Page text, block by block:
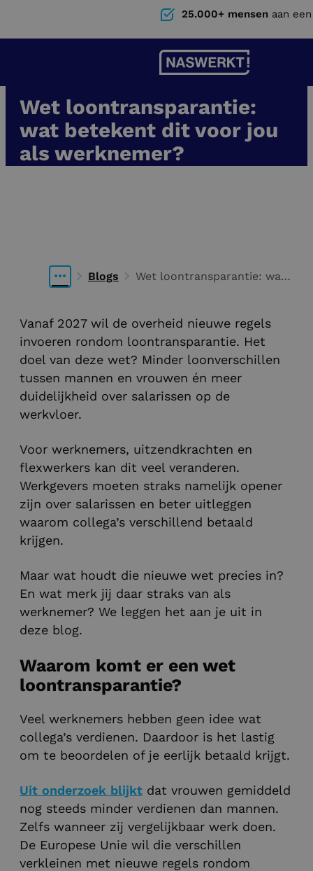
25.000+ mensen aan
Wet loontransparantie:
wat betekent dit voor jou
als werknemer?
Blogs
Wet loontransparantie: wat
Vanaf 2027 wil de overheid nieuwe regels
invoeren rondom loontransparantie. Het
doel van deze wet? Minder loonverschillen
tussen mannen en vrouwen én meer
duidelijkheid over salarissen op de
werkvloer.
Voor werknemers, uitzendkrachten en
flexwerkers kan dit veel veranderen.
Werkgevers moeten straks namelijk opener
zijn over salarissen en beter uitleggen
waarom collega’s verschillend betaald
krijgen.
Maar wat houdt die nieuwe wet precies in?
En wat merk jij daar straks van als
werknemer? We leggen het aan je uit in
deze blog.
Waarom komt er een wet
loontransparantie?
Veel werknemers hebben geen idee wat
collega’s verdienen. Daardoor is het lastig
om te beoordelen of je eerlijk betaald krijgt.
Uit onderzoek blijkt dat vrouwen gemiddeld
nog steeds minder verdienen dan mannen.
Zelfs wanneer zij vergelijkbaar werk doen.
De Europese Unie wil die verschillen
verkleinen met nieuwe regels rondom